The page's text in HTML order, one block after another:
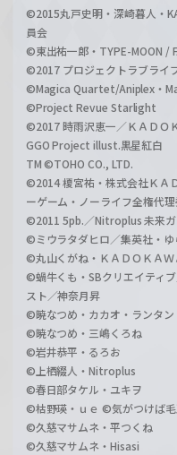
©2015丸戸史明・深崎暮人・
員会
©東出祐一郎・TYPE-MOON /
©2017 プロジェクトラブライ
©Magica Quartet/Aniplex・
©Project Revue Starlight
©2017 時雨沢恵一／ＫＡＤＯ
GGO Project illust.黒星紅白
TM ©TOHO CO., LTD.
©2014 榎宮祐・株式会社ＫＡ
ーゲーム・ノーライフ全権代
©2011 5pb.／Nitroplus 未来
©ミウラタダヒロ／集英社・
©丸山くがね・ＫＡＤＯＫＡ
©蝸牛くも・SBクリエイティ
スト／神奈月昇
©暁なつめ・カカオ・ランタン
©暁なつめ・三嶋くろね
©岩井恭平・るろお
©上栖綴人・Nitroplus
©春日部タケル・ユキヲ
©枯野瑛・ｕｅ ©気がつけば毛
©久慈マサムネ・平つくね
©久慈マサムネ・Hisasi